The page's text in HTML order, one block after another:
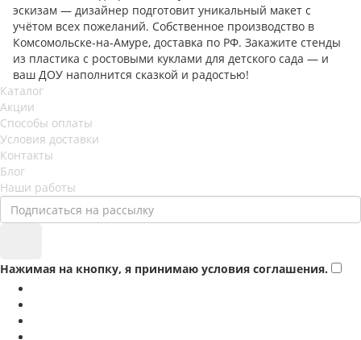
эскизам — дизайнер подготовит уникальный макет с
учётом всех пожеланий. Собственное производство в
Комсомольске-на-Амуре, доставка по РФ. Закажите стенды
из пластика с ростовыми куклами для детского сада — и
ваш ДОУ наполнится сказкой и радостью!
Каталог
Акции
Способы оплаты
Условия доставки
Контакты
Блог
Наши работы
Нажимая на кнопку, я принимаю условия соглашения.